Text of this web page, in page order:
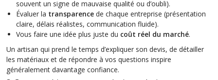
souvent un signe de mauvaise qualité ou d’oubli).
Évaluer la transparence de chaque entreprise (présentation
claire, délais réalistes, communication fluide).
Vous faire une idée plus juste du coût réel du marché.
Un artisan qui prend le temps d’expliquer son devis, de détailler
les matériaux et de répondre à vos questions inspire
généralement davantage confiance.